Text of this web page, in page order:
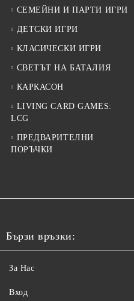
СЕМЕЙНИ И ПАРТИ ИГРИ
ДЕТСКИ ИГРИ
КЛАСИЧЕСКИ ИГРИ
СВЕТЪТ НА БАТАЛИЯ
КАРКАСОН
LIVING CARD GAMES:
LCG
ПРЕДВАРИТЕЛНИ
ПОРЪЧКИ
Бързи връзки:
За Нас
Вход